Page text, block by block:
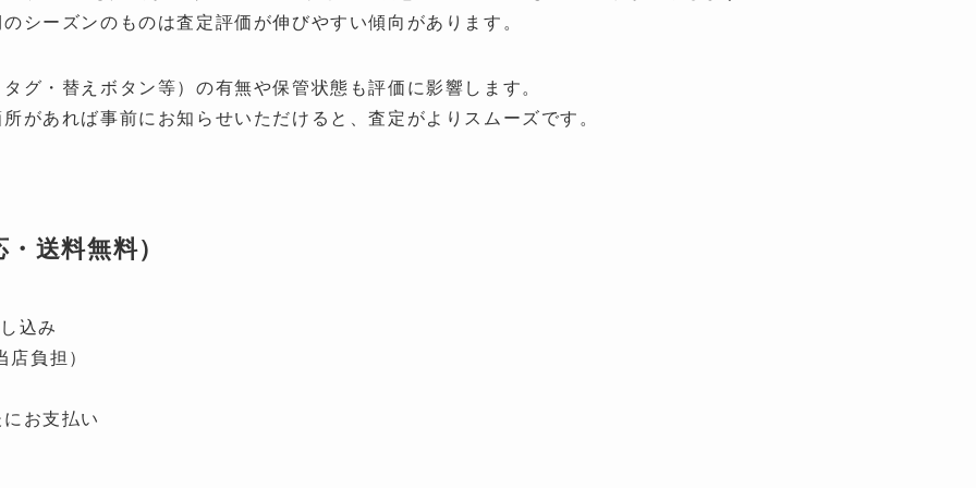
のシーズンのものは査定評価が伸びやすい傾向があります。
グ・替えボタン等）の有無や保管状態も評価に影響します。
があれば事前にお知らせいただけると、査定がよりスムーズです。
送料無料）
込み
負担）
お支払い